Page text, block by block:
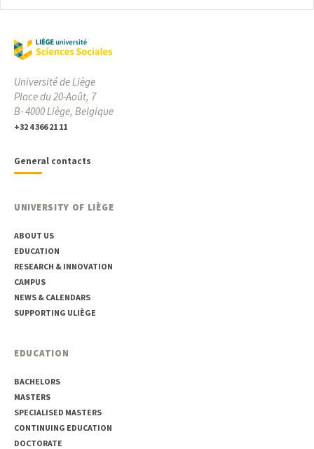
Université de Liège
Place du 20-Août, 7
B- 4000 Liège, Belgique
+32 4 366 21 11
General contacts
UNIVERSITY OF LIÈGE
ABOUT US
EDUCATION
RESEARCH & INNOVATION
CAMPUS
NEWS & CALENDARS
SUPPORTING ULIÈGE
EDUCATION
BACHELORS
MASTERS
SPECIALISED MASTERS
CONTINUING EDUCATION
DOCTORATE